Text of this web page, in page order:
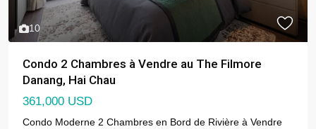
10
Condo 2 Chambres à Vendre au The Filmore
Danang, Hai Chau
361,000 USD
Condo Moderne 2 Chambres en Bord de Rivière à Vendre